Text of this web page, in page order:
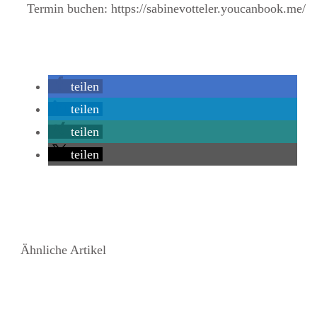
Termin buchen: https://sabinevotteler.youcanbook.me/
teilen
teilen
teilen
teilen
Ähnliche Artikel